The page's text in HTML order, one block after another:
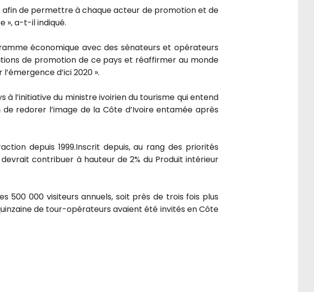
afin de permettre à chaque acteur de promotion et de
», a-t-il indiqué.
économique avec des sénateurs et opérateurs
de promotion de ce pays et réaffirmer au monde
d’ici 2020 ».
à l’initiative du ministre ivoirien du tourisme qui entend
redorer l’image de la Côte d’Ivoire entamée après
depuis 1999.Inscrit depuis, au rang des priorités
contribuer à hauteur de 2% du Produit intérieur
500 000 visiteurs annuels, soit près de trois fois plus
de tour-opérateurs avaient été invités en Côte